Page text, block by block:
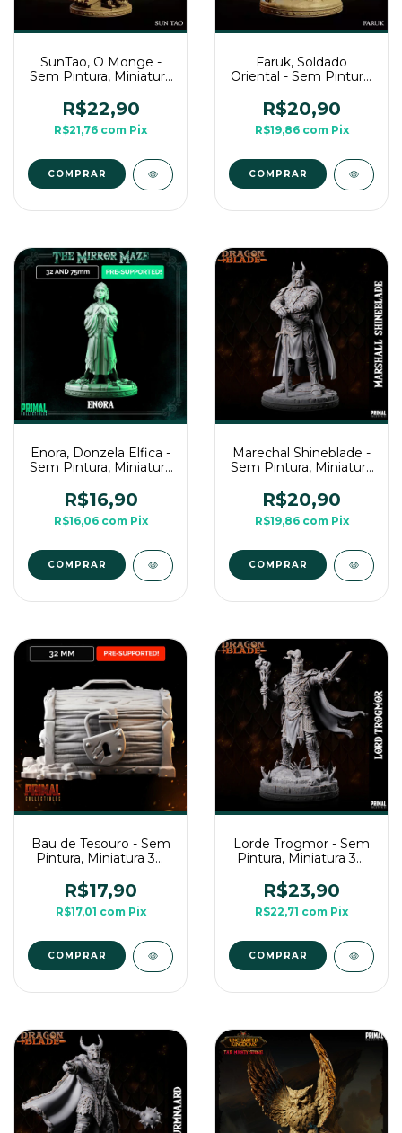
SunTao, O Monge -
Sem Pintura, Miniatura
Mesa
R$22,90
R$21,76 com Pix
COMPRAR
Faruk, Soldado
Oriental - Sem Pintura,
Para Rpg de Mesa
R$20,90
R$19,86 com Pix
COMPRAR
Enora, Donzela Elfica -
Sem Pintura, Miniatura
Mesa
R$16,90
R$16,06 com Pix
COMPRAR
Marechal Shineblade -
Sem Pintura, Miniatura
Mesa
R$20,90
R$19,86 com Pix
COMPRAR
Bau de Tesouro - Sem
Pintura, Miniatura 3D
R$17,90
R$17,01 com Pix
Lorde Trogmor - Sem
Pintura, Miniatura 3D
Mesa
R$23,90
R$22,71 com Pix
COMPRAR